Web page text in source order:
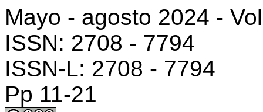
Mayo - agosto 2024 -
ISSN: 2708 - 7794
ISSN-L: 2708 - 7794
Pp 11-21